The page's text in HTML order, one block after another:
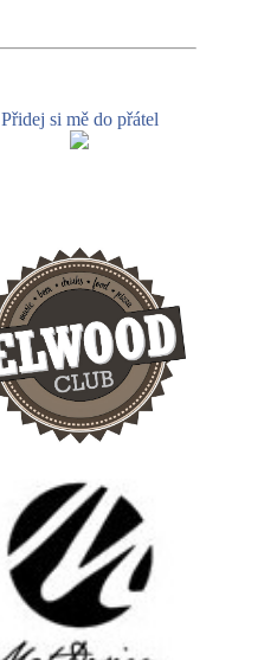
Přidej si mě do přátel